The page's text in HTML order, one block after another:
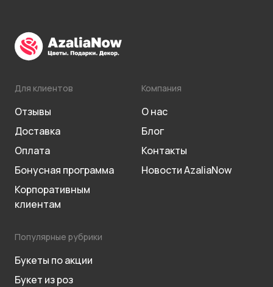
Для клиентов
Отзывы
Доставка
Оплата
Бонусная программа
Корпоративным
клиентам
Компания
О нас
Блог
Контакты
Новости AzaliaNow
Популярные рубрики
Букеты по акции
Букет из роз